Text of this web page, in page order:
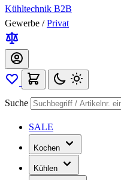
Kühltechnik B2B
Gewerbe / Privat
Suche
SALE
Kochen
Kühlen